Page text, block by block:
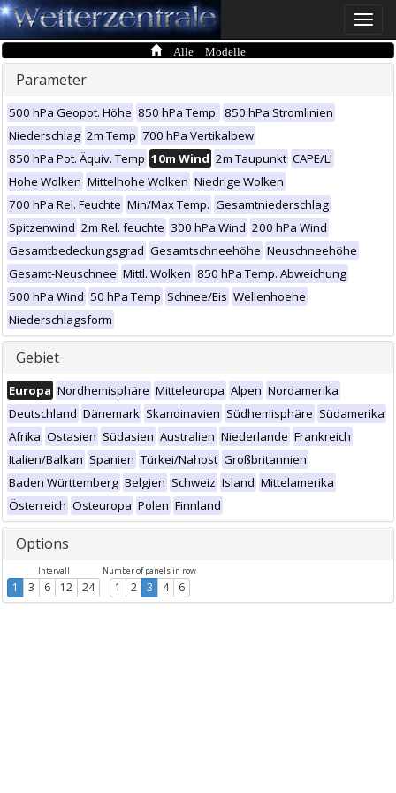
Toggle
Alle Modelle
Parameter
500 hPa Geopot. Höhe 850 hPa Temp. 850 hPa Stromlinien
Niederschlag 2m Temp 700 hPa Vertikalbew
850 hPa Pot. Äquiv. Temp 10m Wind 2m Taupunkt CAPE/LI
Hohe Wolken Mittelhohe Wolken Niedrige Wolken
700 hPa Rel. Feuchte Min/Max Temp. Gesamtniederschlag
Spitzenwind 2m Rel. feuchte 300 hPa Wind 200 hPa Wind
Gesamtbedeckungsgrad Gesamtschneehöhe Neuschneehöhe
Gesamt-Neuschnee Mittl. Wolken 850 hPa Temp. Abweichung
500 hPa Wind 50 hPa Temp Schnee/Eis Wellenhoehe
Niederschlagsform
Gebiet
Europa Nordhemisphäre Mitteleuropa Alpen Nordamerika
Deutschland Dänemark Skandinavien Südhemisphäre Südamerika
Afrika Ostasien Südasien Australien Niederlande Frankreich
Italien/Balkan Spanien Türkei/Nahost Großbritannien
Baden Württemberg Belgien Schweiz Island Mittelamerika
Österreich Osteuropa Polen Finnland
Options
Intervall
1 3 6 12 24
Number of panels in row
1 2 3 4 6